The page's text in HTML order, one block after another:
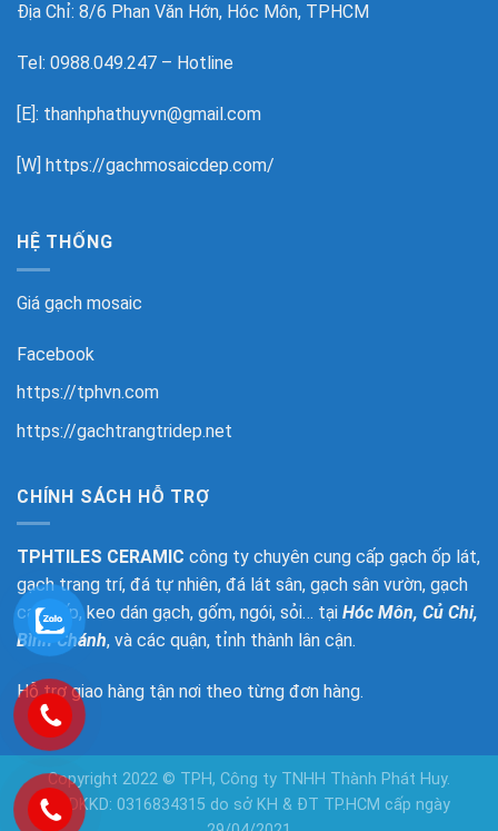
Địa Chỉ: 8/6 Phan Văn Hớn, Hóc Môn, TPHCM
Tel: 0988.049.247 – Hotline
[E]: thanhphathuyvn@gmail.com
[W] https://gachmosaicdep.com/
HỆ THỐNG
Giá gạch mosaic
Facebook
https://tphvn.com
https://gachtrangtridep.net
CHÍNH SÁCH HỖ TRỢ
TPHTILES CERAMIC công ty chuyên cung cấp gạch ốp lát,
gạch trang trí, đá tự nhiên, đá lát sân, gạch sân vườn, gạch
cao cấp, keo dán gạch, gốm, ngói, sỏi… tại Hóc Môn, Củ Chi,
Bình Chánh, và các quận, tỉnh thành lân cận.
Hỗ trợ giao hàng tận nơi theo từng đơn hàng.
Copyright 2022 © TPH, Công ty TNHH Thành Phát Huy.
GPDKKD: 0316834315 do sở KH & ĐT TP.HCM cấp ngày